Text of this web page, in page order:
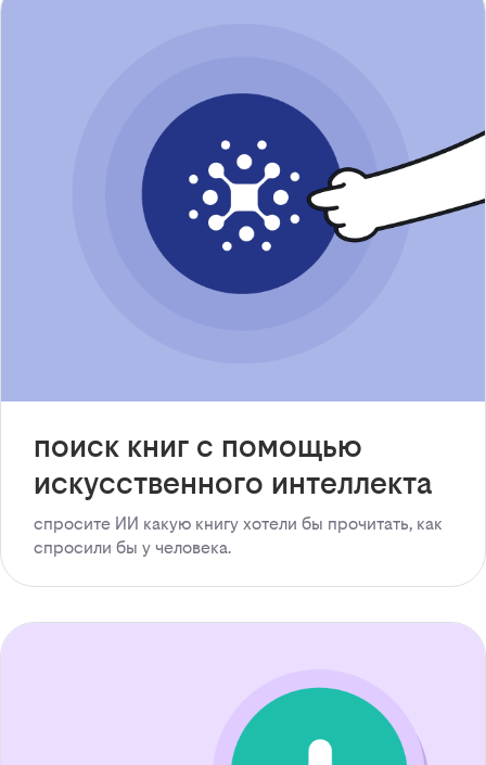
поиск книг с помощью
искусственного интеллекта
спросите ИИ какую книгу хотели бы прочитать, как
спросили бы у человека.